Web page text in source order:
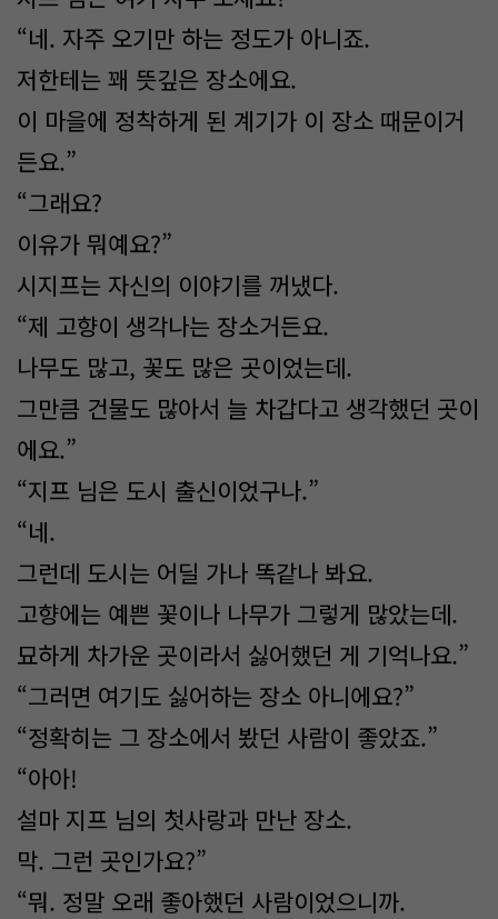
“네. 자주 오기만 하는 정도가 아니죠.
저한테는 꽤 뜻깊은 장소에요.
이 마을에 정착하게 된 계기가 이 장소 때문이거
든요.”
“그래요?
이유가 뭐예요?”
시지프는 자신의 이야기를 꺼냈다.
“제 고향이 생각나는 장소거든요.
나무도 많고, 꽃도 많은 곳이었는데.
그만큼 건물도 많아서 늘 차갑다고 생각했던 곳이
에요.”
“지프 님은 도시 출신이었구나.”
“네.
그런데 도시는 어딜 가나 똑같나 봐요.
고향에는 예쁜 꽃이나 나무가 그렇게 많았는데.
묘하게 차가운 곳이라서 싫어했던 게 기억나요.”
“그러면 여기도 싫어하는 장소 아니에요?”
“정확히는 그 장소에서 봤던 사람이 좋았죠.”
“아아!
설마 지프 님의 첫사랑과 만난 장소.
막. 그런 곳인가요?”
“뭐. 정말 오래 좋아했던 사람이었으니까.